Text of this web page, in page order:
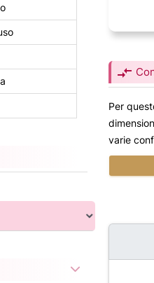
compare_arrows
Per
varie